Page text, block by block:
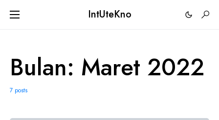
IntUteKno
Bulan: Maret 2022
7 posts